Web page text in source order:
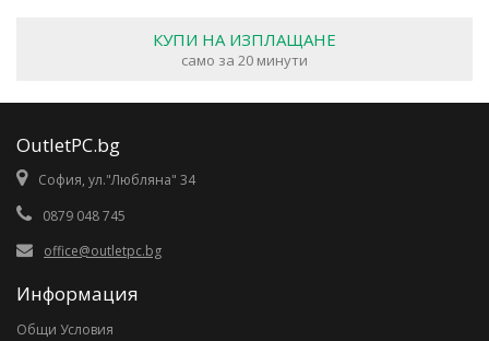
КУПИ НА ИЗПЛАЩАНЕ
само за 20 минути
OutletPC.bg
София, ул."Любляна" 34
0879 048 745
office@outletpc.bg
Информация
Общи Условия